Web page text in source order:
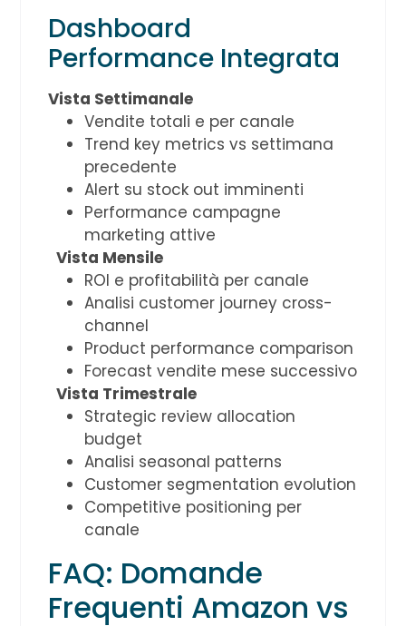
Dashboard
Performance Integrata
Vista Settimanale
Vendite totali e per canale
Trend key metrics vs settimana
precedente
Alert su stock out imminenti
Performance campagne
marketing attive
Vista Mensile
ROI e profitabilità per canale
Analisi customer journey cross-
channel
Product performance comparison
Forecast vendite mese successivo
Vista Trimestrale
Strategic review allocation
budget
Analisi seasonal patterns
Customer segmentation evolution
Competitive positioning per
canale
FAQ: Domande
Frequenti Amazon vs